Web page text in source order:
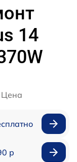
14
Цена
р